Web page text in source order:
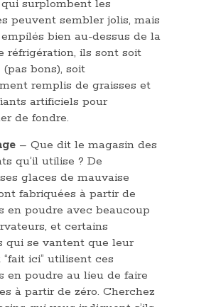
surplombent les
peuvent sembler jolis, mais
empilés bien au-dessus de la
réfrigération, ils sont soit
bons), soit
remplis de graisses et
artificiels pour
de fondre.
– Que dit le magasin des
qu’il utilise ? De
glaces de mauvaise
fabriquées à partir de
en poudre avec beaucoup
et certains
qui se vantent que leur
ici” utilisent ces
en poudre au lieu de faire
à partir de zéro. Cherchez